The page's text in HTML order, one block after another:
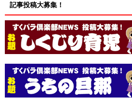
記事投稿大募集！